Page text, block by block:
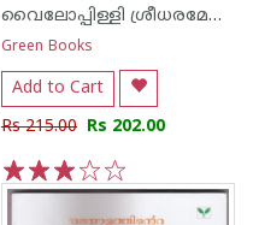
വൈലോപ്പിള്ളി ശ്രീധരമേനോ‌ന്‍
Green Books
Add to Cart
Rs 215.00 Rs 202.00
5
4
3
2
1